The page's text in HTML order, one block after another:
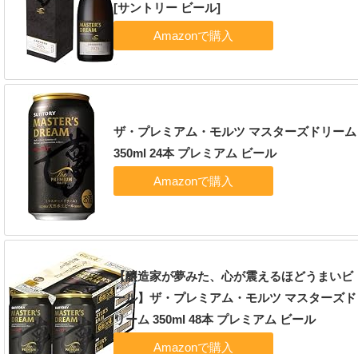
[サントリー ビール]
ザ・プレミアム・モルツ マスターズドリーム
350ml 24本 プレミアム ビール
【醸造家が夢みた、心が震えるほどうまいビ
ール】ザ・プレミアム・モルツ マスターズド
リーム 350ml 48本 プレミアム ビール